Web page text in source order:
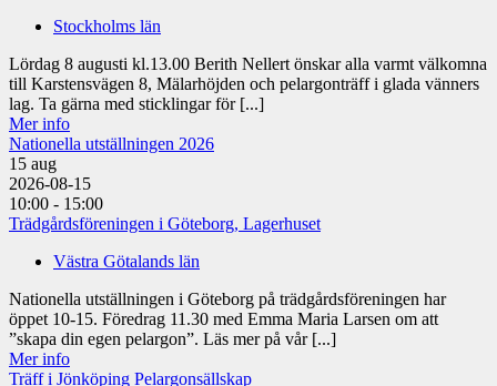
Stockholms län
Lördag 8 augusti kl.13.00 Berith Nellert önskar alla varmt välkomna
till Karstensvägen 8, Mälarhöjden och pelargonträff i glada vänners
lag. Ta gärna med sticklingar för [...]
Mer info
Nationella utställningen 2026
15 aug
2026-08-15
10:00 - 15:00
Trädgårdsföreningen i Göteborg, Lagerhuset
Västra Götalands län
Nationella utställningen i Göteborg på trädgårdsföreningen har
öppet 10-15. Föredrag 11.30 med Emma Maria Larsen om att
”skapa din egen pelargon”. Läs mer på vår [...]
Mer info
Träff i Jönköping Pelargonsällskap